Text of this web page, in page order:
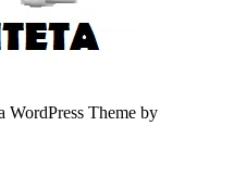
WordPress Theme by